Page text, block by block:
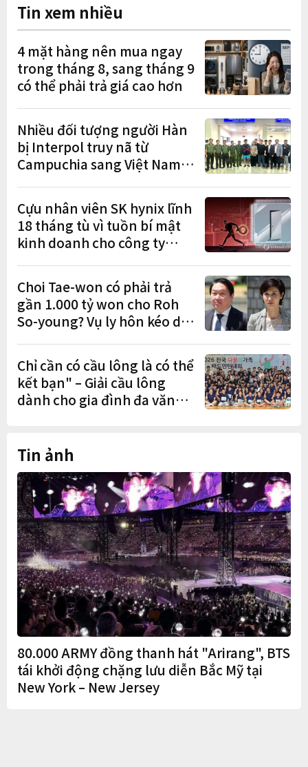
Tin xem nhiều
4 mặt hàng nên mua ngay
trong tháng 8, sang tháng 9
có thể phải trả giá cao hơn
Nhiều đối tượng người Hàn
bị Interpol truy nã từ
Campuchia sang Việt Nam
Cựu nhân viên SK hynix lĩnh
18 tháng tù vì tuồn bí mật
kinh doanh cho công ty
Choi Tae-won có phải trả
gần 1.000 tỷ won cho Roh
So-young? Vụ ly hôn kéo dài
cuối cùng
Chỉ cần có cầu lông là có thể
kết bạn" – Giải cầu lông
dành cho gia đình đa văn
Tin ảnh
80.000 ARMY đồng thanh hát "Arirang", BTS
tái khởi động chặng lưu diễn Bắc Mỹ tại
New York – New Jersey